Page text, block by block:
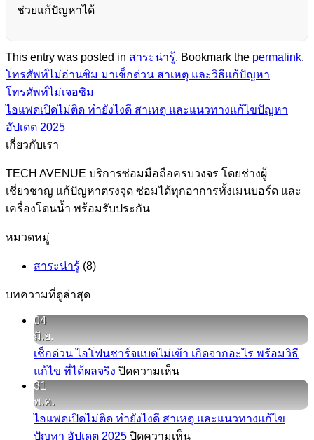
ช่วยแก้ปัญหาได้
This entry was posted in สาระน่ารู้. Bookmark the permalink.
โทรศัพท์ไม่อ่านซิม มาเช็กด่วน สาเหตุ และวิธีแก้ปัญหา
โทรศัพท์ไม่เจอซิม
ไอแพดเปิดไม่ติด ทำยังไงดี สาเหตุ และแนวทางแก้ไขปัญหา
อัปเดต 2025
เกี่ยวกับเรา
TECH AVENUE บริการซ่อมมือถือครบวงจร โดยช่างผู้
เชี่ยวชาญ แก้ปัญหาตรงจุด ซ่อมได้ทุกอาการทั้งเมนบอร์ด และ
เครื่องโดนน้ำ พร้อมรับประกัน
หมวดหมู่
สาระน่ารู้ (8)
บทความที่ดูล่าสุด
04
มิ.ย.
เช็กด่วน ไอโฟนชาร์จแบตไม่เข้า เกิดจากอะไร พร้อมวิธี
แก้ไข ที่ได้ผลจริง ปิดความเห็นบน
วน
31
พ.ค.
ไอแพดเปิดไม่ติด ทำยังไงดี สาเหตุ และแนวทางแก้ไข
ปัญหา อัปเดต 2025 ปิดความเห็นบน